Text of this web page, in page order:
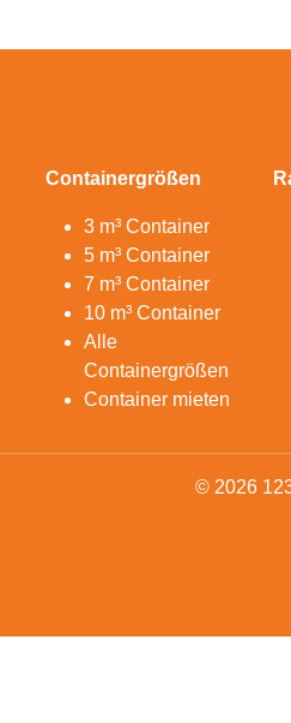
Containergrößen
3 m³ Container
5 m³ Container
7 m³ Container
10 m³ Container
Alle
Containergrößen
Container mieten
© 2026